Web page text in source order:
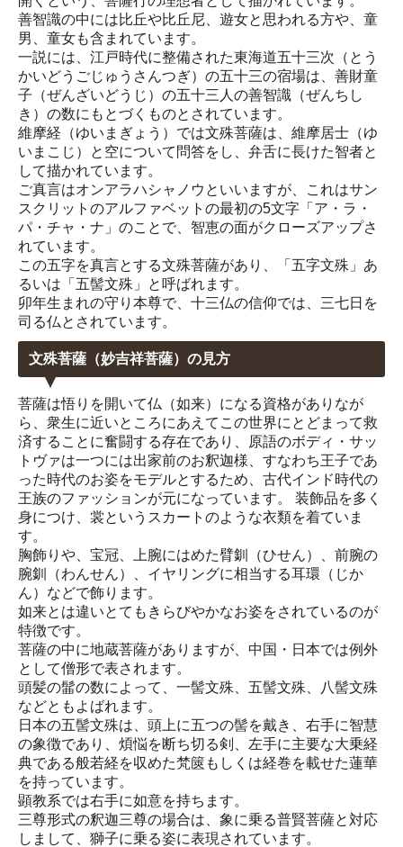
善智識の中には比丘や比丘尼、遊女と思われる方や、童
男、童女も含まれています。
一説には、江戸時代に整備された東海道五十三次（とう
かいどうごじゅうさんつぎ）の五十三の宿場は、善財童
子（ぜんざいどうじ）の五十三人の善智識（ぜんちし
き）の数にもとづくものとされています。
維摩経（ゆいまぎょう）では文殊菩薩は、維摩居士（ゆ
いまこじ）と空について問答をし、弁舌に長けた智者と
して描かれています。
ご真言はオンアラハシャノウといいますが、これはサン
スクリットのアルファベットの最初の5文字「ア・ラ・
パ・チャ・ナ」のことで、智恵の面がクローズアップさ
れています。
この五字を真言とする文殊菩薩があり、「五字文殊」あ
るいは「五髻文殊」と呼ばれます。
卯年生まれの守り本尊で、十三仏の信仰では、三七日を
司る仏とされています。
文殊菩薩（妙吉祥菩薩）の見方
菩薩は悟りを開いて仏（如来）になる資格がありなが
ら、衆生に近いところにあえてこの世界にとどまって救
済することに奮闘する存在であり、原語のボディ・サッ
トヴァは一つには出家前のお釈迦様、すなわち王子であ
った時代のお姿をモデルとするため、古代インド時代の
王族のファッションが元になっています。 装飾品を多く
身につけ、裳というスカートのような衣類を着ていま
す。
胸飾りや、宝冠、上腕にはめた臂釧（ひせん）、前腕の
腕釧（わんせん）、イヤリングに相当する耳環（じか
ん）などで飾ります。
如来とは違いとてもきらびやかなお姿をされているのが
特徴です。
菩薩の中に地蔵菩薩がありますが、中国・日本では例外
として僧形で表されます。
頭髪の髷の数によって、一髻文殊、五髻文殊、八髻文殊
などともよばれます。
日本の五髻文殊は、頭上に五つの髻を戴き、右手に智慧
の象徴であり、煩悩を断ち切る剣、左手に主要な大乗経
典である般若経を収めた梵篋もしくは経巻を載せた蓮華
を持っています。
顕教系では右手に如意を持ちます。
三尊形式の釈迦三尊の場合は、象に乗る普賢菩薩と対応
しまして、獅子に乗る姿に表現されています。